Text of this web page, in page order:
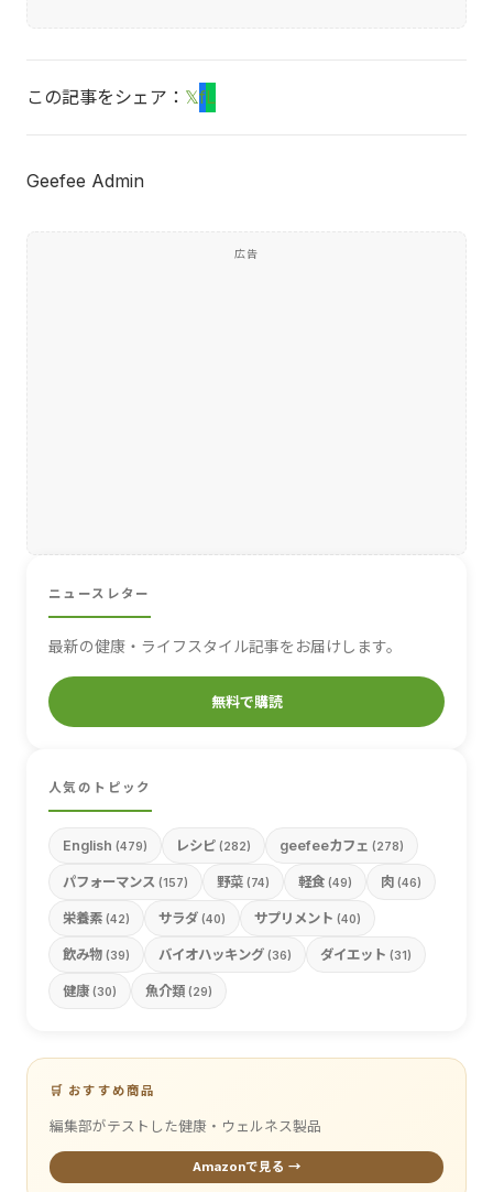
この記事をシェア： 𝕏fL
Geefee Admin
広告
ニュースレター
最新の健康・ライフスタイル記事をお届けします。
無料で購読
人気のトピック
English (479) レシピ (282) geefeeカフェ (278)
パフォーマンス (157) 野菜 (74) 軽食 (49) 肉 (46)
栄養素 (42) サラダ (40) サプリメント (40)
飲み物 (39) バイオハッキング (36) ダイエット (31)
健康 (30) 魚介類 (29)
🛒 おすすめ商品
編集部がテストした健康・ウェルネス製品
Amazonで見る →